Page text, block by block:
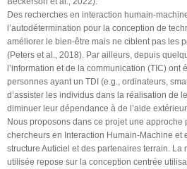
Des recherches en interaction humain-
l’autodétermination pour la conception de
améliorer le bien-être mais ne ciblent pas les
(Peters et al., 2018). Par ailleurs, depuis
l’information et de la communication (TIC) ont
personnes ayant un TDI (e.g., ordinateurs,
d’assister les individus dans la réalisation de
diminuer leur dépendance à de l’aide
Nous proposons dans ce projet une
chercheurs en Interaction Humain-Machine et
structure Auticiel et des partenaires terrain. La
utilisée repose sur la conception centrée